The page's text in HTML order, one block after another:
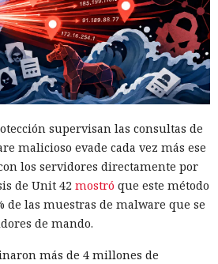
supervisan las consultas de
malicioso evade cada vez más ese
los servidores directamente por
de Unit 42 mostró que este método
de las muestras de malware que se
de mando.
más de 4 millones de